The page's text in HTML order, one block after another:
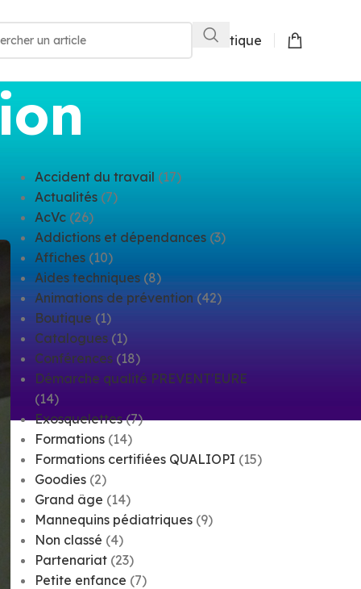
Boutique
Accident du travail (17)
Actualités(7)
AcVc(26)
Addictions et dépendances(3)
Affiches(10)
Aides techniques(8)
Animations de prévention (42)
Boutique (1)
Catalogues(1)
Conférences(18)
Démarche qualité PREVENT'EURE
(14)
Exosquelettes(7)
Formations(14)
Formations certifiées QUALIOPI (15)
Goodies(2)
Grand âge (14)
Mannequins pédiatriques(9)
Non classé (4)
Partenariat(23)
Petite enfance (7)